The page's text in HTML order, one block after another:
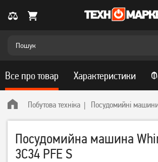
Побутова техніка Посудомийні
Посудомийна машина
3C34 PFE S
Все про товар Характеристики